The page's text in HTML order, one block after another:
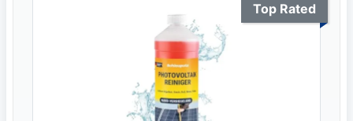
Top Rated